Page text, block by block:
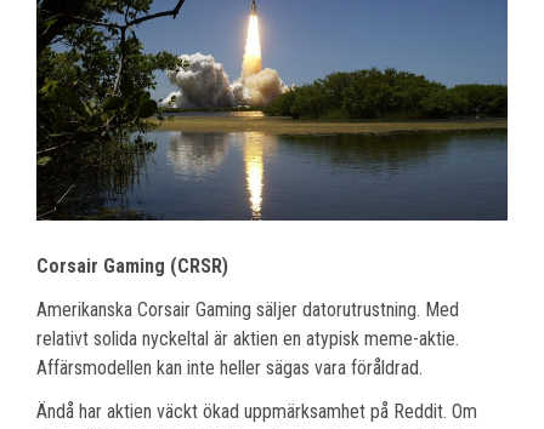
Corsair Gaming (CRSR)
Amerikanska Corsair Gaming säljer datorutrustning. Med
relativt solida nyckeltal är aktien en atypisk meme-aktie.
Affärsmodellen kan inte heller sägas vara föråldrad.
Ändå har aktien väckt ökad uppmärksamhet på Reddit. Om